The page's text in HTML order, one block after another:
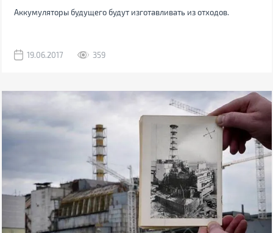
Аккумуляторы будущего будут изготавливать из отходов.
19.06.2017 359